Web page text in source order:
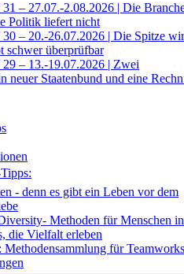
– 27.07.-2.08.2026 | Die
Politik liefert nicht
– 20.-26.07.2026 | Die Spitze
überprüfbar
– 13.-19.07.2026 | Zwei
neuer Staatenbund und eine
- denn es gibt ein Leben vor dem
Methoden für Menschen in
die Vielfalt erleben
für